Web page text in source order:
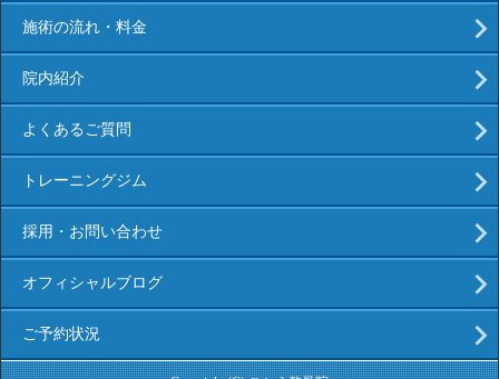
施術の流れ・料金
院内紹介
よくあるご質問
トレーニングジム
採用・お問い合わせ
オフィシャルブログ
ご予約状況